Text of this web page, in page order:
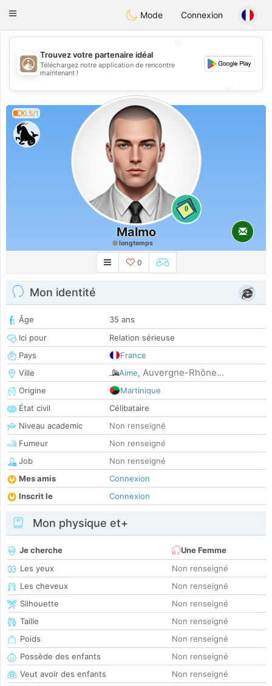
Bahebik
Toggle
Mode Connexion
💖
💕
Trouvez votre partenaire idéal
Téléchargez notre application de rencontre
maintenant !
0.5/1
0
Malmo
longtemps
0
Mon identité
Âge
35 ans
Ici pour
Relation sérieuse
Pays
France
Ville
Aime, Auvergne-Rhône...
Origine
Martinique
État civil
Célibataire
Niveau academic
Non renseigné
Fumeur
Non renseigné
Job
Non renseigné
Mes amis
Connexion
Inscrit le
Connexion
Mon physique et+
Je cherche
Une Femme
Les yeux
Non renseigné
Les cheveux
Non renseigné
Silhouette
Non renseigné
Taille
Non renseigné
Poids
Non renseigné
Possède des enfants
Non renseigné
Veut avoir des enfants
Non renseigné